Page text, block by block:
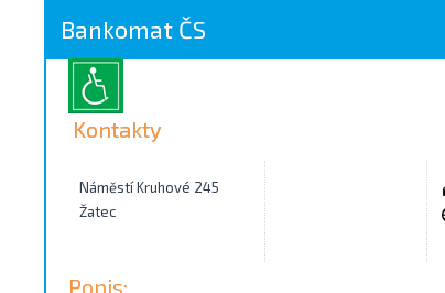
Bankomat ČS
Kontakty
Náměstí Kruhové 245
Žatec
Popis: